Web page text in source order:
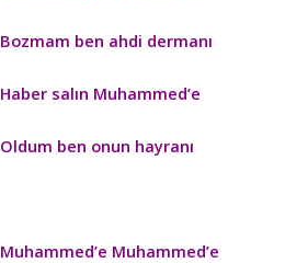
Bozmam ben ahdi dermanı
Haber salın Muhammed’e
Oldum ben onun hayranı
Muhammed’e Muhammed’e